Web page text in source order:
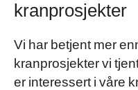
kranprosjekter
Vi har betjent mer
kranprosjekter vi
er interessert i våre